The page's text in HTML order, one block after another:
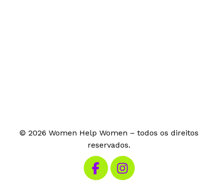
© 2026 Women Help Women – todos os direitos
reservados.
Visita o nosso Facebook
Visita o nosso Instagram